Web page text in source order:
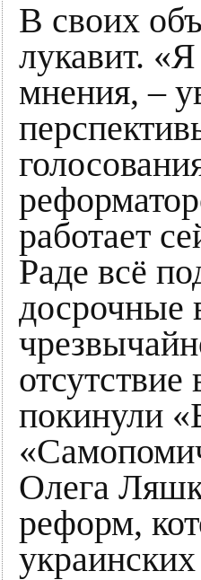
В своих
лукавит.
мнения, –
работает
Раде всё
досрочные
покинули
Олега
реформ,